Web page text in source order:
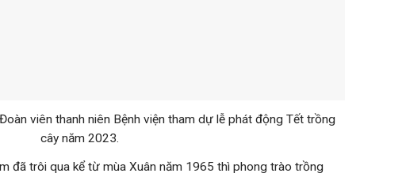
viên thanh niên Bệnh viện tham dự lễ phát động Tết trồng
cây năm 2023.
trôi qua kể từ mùa Xuân năm 1965 thì phong trào trồng